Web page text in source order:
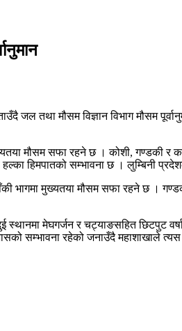
जल तथा मौसम विज्ञान विभाग मौसम
मौसम सफा रहने छ । कोशी, गण्डकी र
हिमपातको सम्भावना छ । लुम्बिनी
भागमा मुख्यतया मौसम सफा रहने छ ।
मेघगर्जन र चट्याङसहित छिटपुट
सम्भावना रहेको जनाउँदै महाशाखाले